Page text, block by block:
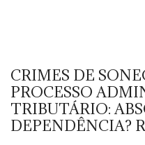
CRIMES DE
PROCESSO
TRIBUTÁRIO:
DEPENDÊNCIA?